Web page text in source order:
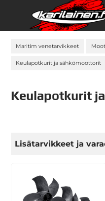
Maritim venetarvikkeet
Keulapotkurit ja sähkömoottorit
Keulapotkurit
Lisätarvikkeet ja